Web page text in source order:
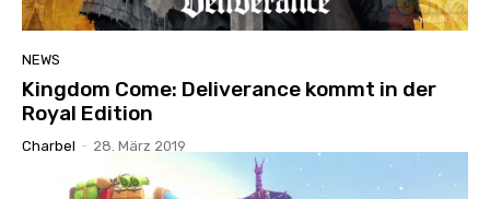
NEWS
Kingdom Come: Deliverance kommt in der
Royal Edition
Charbel - 28. März 2019